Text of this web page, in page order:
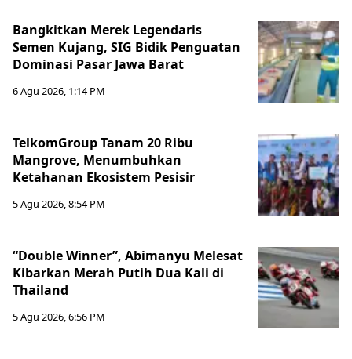
Bangkitkan Merek Legendaris
Semen Kujang, SIG Bidik Penguatan
Dominasi Pasar Jawa Barat
6 Agu 2026, 1:14 PM
TelkomGroup Tanam 20 Ribu
Mangrove, Menumbuhkan
Ketahanan Ekosistem Pesisir
5 Agu 2026, 8:54 PM
“Double Winner”, Abimanyu Melesat
Kibarkan Merah Putih Dua Kali di
Thailand
5 Agu 2026, 6:56 PM